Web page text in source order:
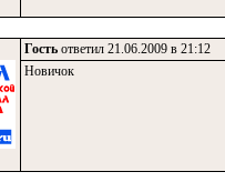
Гость ответил 21.06.2009 в 21:12
Новичок